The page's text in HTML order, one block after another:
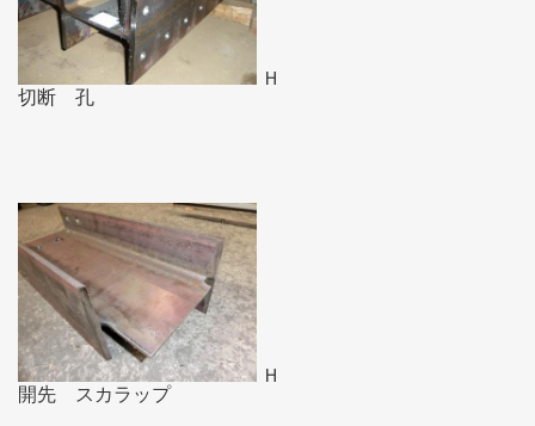
Ｈ
切断 孔
Ｈ
開先 スカラップ